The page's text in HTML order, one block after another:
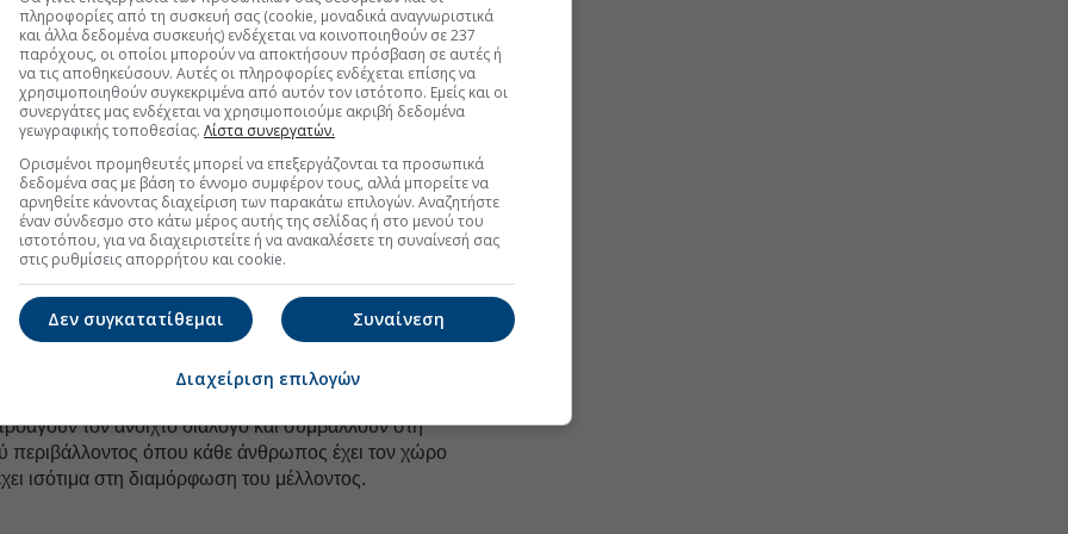
στο επαγγελματικό περιβάλλον.
ανέλαβε η δημοσιογράφος Μαρία Ακριβού,
σε θέματα ηγεσίας, επιχειρηματικότητας και
και Δημοσίων Σχέσεων του Ομίλου ΗΡΑΚΛΗΣ,
«The ROOM» δημιουργήθηκε για να προσφέρει
μπορούν να μιλήσουν ανοιχτά, να
να αναζητήσουν νέες προοπτικές εξέλιξης.
θα συνεχιστεί μέσα από μια σειρά νέων
που θα αναδεικνύουν σημαντικά ζητήματα
ενισχύουν τη δύναμη της συνεργασίας, της
εξέλιξης.
Real Conversations Happen», ο Όμιλος
του να αναπτύσσει πρωτοβουλίες που
τον ανοιχτό διάλογο και συμβάλλουν στη
περιβάλλοντος όπου κάθε άνθρωπος έχει τον χώρο
ισότιμα στη διαμόρφωση του μέλλοντος.
πληροφορίες από τη συσκευή σας (cookie, μοναδικά αναγνωριστικά
και άλλα δεδομένα συσκευής) ενδέχεται να κοινοποιηθούν σε 237
παρόχους, οι οποίοι μπορούν να αποκτήσουν πρόσβαση σε αυτές ή
να τις αποθηκεύσουν. Αυτές οι πληροφορίες ενδέχεται επίσης να
χρησιμοποιηθούν συγκεκριμένα από αυτόν τον ιστότοπο. Εμείς και οι
συνεργάτες μας ενδέχεται να χρησιμοποιούμε ακριβή δεδομένα
γεωγραφικής τοποθεσίας. Λίστα συνεργατών.
Ορισμένοι προμηθευτές μπορεί να επεξεργάζονται τα προσωπικά
δεδομένα σας με βάση το έννομο συμφέρον τους, αλλά μπορείτε να
αρνηθείτε κάνοντας διαχείριση των παρακάτω επιλογών. Αναζητήστε
έναν σύνδεσμο στο κάτω μέρος αυτής της σελίδας ή στο μενού του
ιστοτόπου, για να διαχειριστείτε ή να ανακαλέσετε τη συναίνεσή σας
στις ρυθμίσεις απορρήτου και cookie.
Συναίνεση
Δεν συγκατατίθεμαι
Διαχείριση επιλογών